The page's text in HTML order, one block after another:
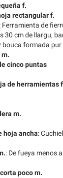
f.
rectangular f.
: Ferramienta de
30 cm de llargu,
formada pur
cinco puntas
de herramientas
m.
hoja ancha:
: De fueya menos
poco m.